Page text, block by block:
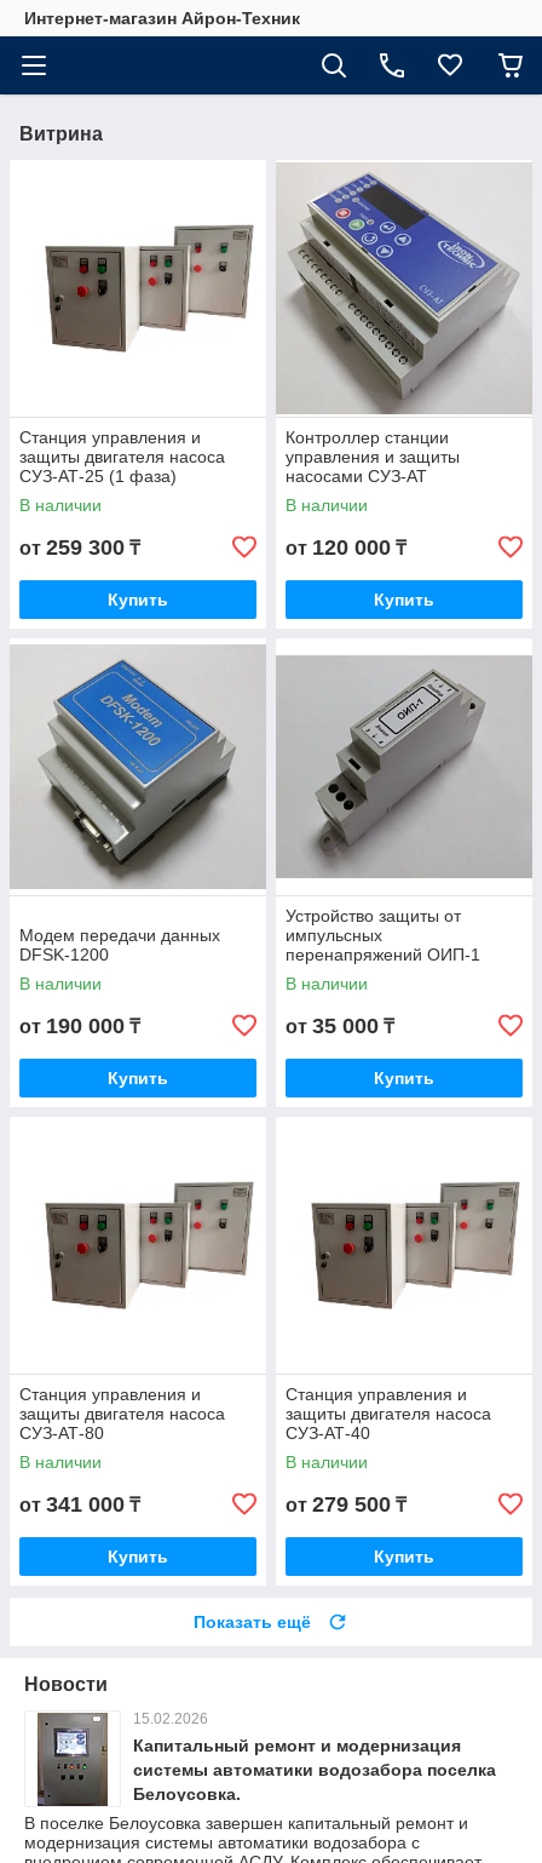
Интернет-магазин Айрон-Техник
Витрина
Станция управления и
защиты двигателя насоса
СУЗ-АТ-25 (1 фаза)
В наличии
от 259 300 ₸
Купить
Контроллер станции
управления и защиты
насосами СУЗ-АТ
В наличии
от 120 000 ₸
Купить
Модем передачи данных
DFSK-1200
В наличии
от 190 000 ₸
Купить
Устройство защиты от
импульсных
перенапряжений ОИП-1
В наличии
от 35 000 ₸
Купить
Станция управления и
защиты двигателя насоса
СУЗ-АТ-80
В наличии
от 341 000 ₸
Купить
Станция управления и
защиты двигателя насоса
СУЗ-АТ-40
В наличии
от 279 500 ₸
Купить
Показать ещё
Новости
15.02.2026
Капитальный ремонт и модернизация
системы автоматики водозабора поселка
Белоусовка.
В поселке Белоусовка завершен капитальный ремонт и
модернизация системы автоматики водозабора с